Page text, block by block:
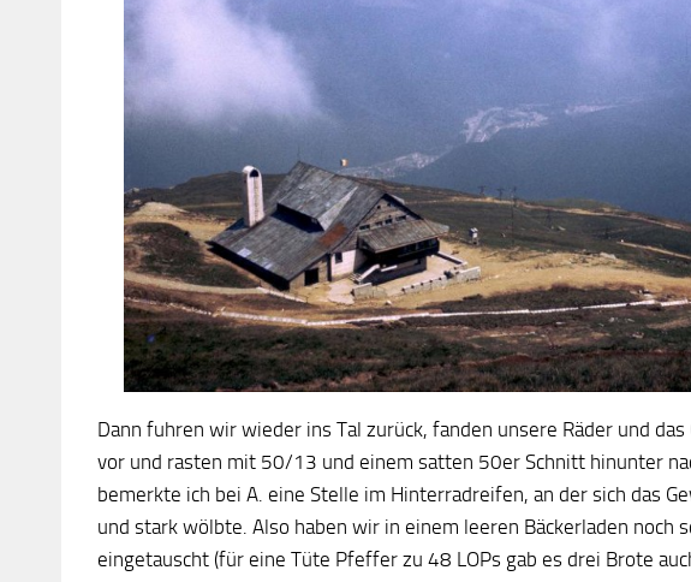
Dann fuhren wir wieder ins Tal zurück, fanden unsere Räder und
vor und rasten mit 50/13 und einem satten 50er Schnitt hinunter
bemerkte ich bei A. eine Stelle im Hinterradreifen, an der sich das
und stark wölbte. Also haben wir in einem leeren Bäckerladen noch
eingetauscht (für eine Tüte Pfeffer zu 48 LOPs gab es drei Brote